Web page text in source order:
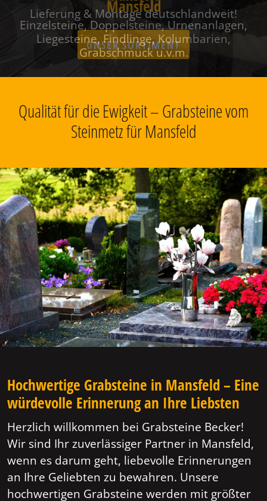
Mansfeld
Einzelsteine, Doppelsteine, Urnenanlagen,
Liegesteine, Findlinge, Kolumbarien,
Grabschmuck u.v.m.
Qualität für die Ewigkeit – Grabsteine vom
Steinmetz für Mansfeld
Hochwertige Grabsteine in Mansfeld – Eine
würdevolle Erinnerung an Ihre Liebsten
Herzlich willkommen bei Grabsteine Becker!
Wir sind Ihr zuverlässiger Partner in Mansfeld,
wenn es darum geht, liebevolle Erinnerungen
an Ihre Geliebten zu bewahren. Unsere
hochwertigen Grabsteine werden mit größter